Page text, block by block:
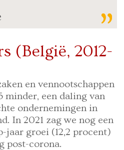
(België, 2012-
en vennootschappen
minder, een daling van
ondernemingen in
In 2021 zag we nog een
jaar groei (12,2 procent)
post-corona.